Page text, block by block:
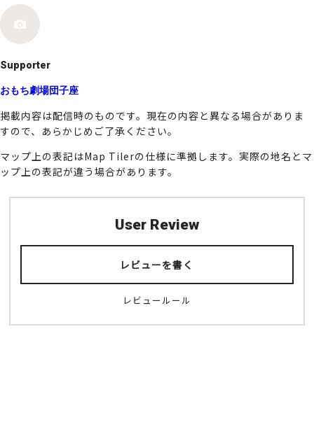
Supporter
おもち劇場団子座
掲載内容は配信時のものです。現在の内容と異なる場合がありま
すので、あらかじめご了承ください。
マップ上の表記はMap Tilerの仕様に準拠します。実際の地名とマ
ップ上の表記が違う場合があります。
User Review
レビューを書く
レビュールール